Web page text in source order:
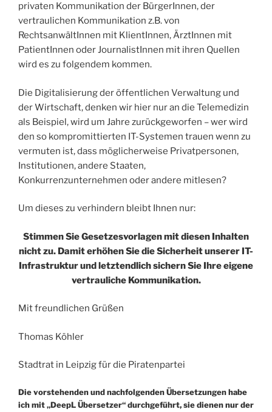
privaten Kommunikation der BürgerInnen, der
vertraulichen Kommunikation z.B. von
RechtsanwältInnen mit KlientInnen, ÄrztInnen mit
PatientInnen oder JournalistInnen mit ihren Quellen
wird es zu folgendem kommen.
Die Digitalisierung der öffentlichen Verwaltung und
der Wirtschaft, denken wir hier nur an die Telemedizin
als Beispiel, wird um Jahre zurückgeworfen – wer wird
den so kompromittierten IT-Systemen trauen wenn zu
vermuten ist, dass möglicherweise Privatpersonen,
Institutionen, andere Staaten,
Konkurrenzunternehmen oder andere mitlesen?
Um dieses zu verhindern bleibt Ihnen nur:
Stimmen Sie Gesetzesvorlagen mit diesen Inhalten
nicht zu. Damit erhöhen Sie die Sicherheit unserer IT-
Infrastruktur und letztendlich sichern Sie Ihre eigene
vertrauliche Kommunikation.
Mit freundlichen Grüßen
Thomas Köhler
Stadtrat in Leipzig für die Piratenpartei
Die vorstehenden und nachfolgenden Übersetzungen habe
ich mit „DeepL Übersetzer“ durchgeführt, sie dienen nur der